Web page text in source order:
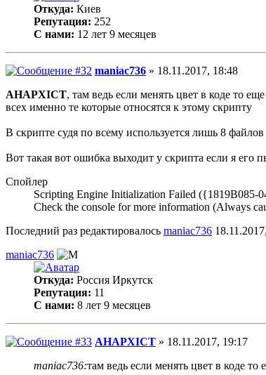
Откуда: Киев
Репутация: 252
С нами: 12 лет 9 месяцев
maniac736 » 18.11.2017, 18:48
AHAPXICT, там ведь если менять цвет в коде то
всех именно те которые относятся к этому скрипту
В скрипте судя по всему используется лишь 8 файлов
Вот такая вот ошибка выходит у скрипта если я его
Спойлер
Scripting Engine Initialization Failed
Check the console for more information (Always
Последний раз редактировалось maniac736
maniac736
Откуда: Россия Иркутск
Репутация: 11
С нами: 8 лет 9 месяцев
AHAPXICT » 18.11.2017, 19:17
maniac736:там ведь если менять цвет в коде